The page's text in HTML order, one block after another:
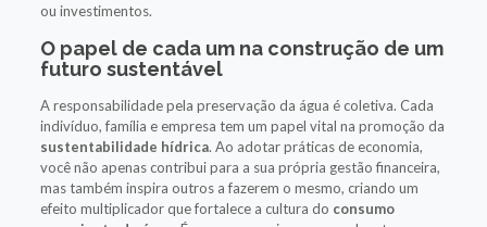
ou investimentos.
O papel de cada um na construção de um
futuro sustentável
A responsabilidade pela preservação da água é coletiva. Cada
indivíduo, família e empresa tem um papel vital na promoção da
sustentabilidade hídrica. Ao adotar práticas de economia,
você não apenas contribui para a sua própria gestão financeira,
mas também inspira outros a fazerem o mesmo, criando um
efeito multiplicador que fortalece a cultura do consumo